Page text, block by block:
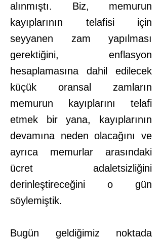
alınmıştı. Biz, memurun
kayıplarının telafisi için
seyyanen zam yapılması
gerektiğini, enflasyon
hesaplamasına dahil edilecek
küçük oransal zamların
memurun kayıplarını telafi
etmek bir yana, kayıplarının
devamına neden olacağını ve
ayrıca memurlar arasındaki
ücret adaletsizliğini
derinleştireceğini o gün
söylemiştik.
Bugün geldiğimiz noktada